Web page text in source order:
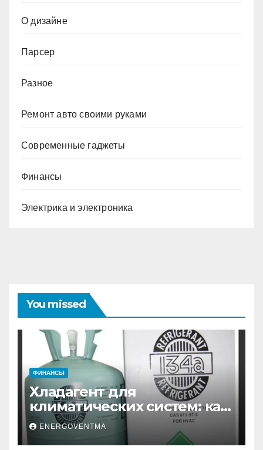
О дизайне
Парсер
Разное
Ремонт авто своими руками
Современные гаджеты
Финансы
Электрика и электроника
You missed
ФИНАНСЫ
Хладагент для
климатических систем: как
выбрать и купить фреон в
Санкт-Петербурге
ENERGOVENTMA